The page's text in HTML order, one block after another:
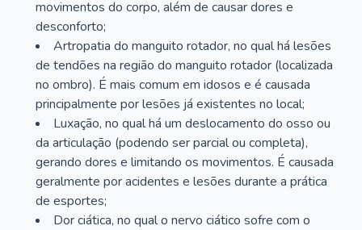
movimentos do corpo, além de causar dores e
desconforto;
Artropatia do manguito rotador, no qual há lesões
de tendões na região do manguito rotador (localizada
no ombro). É mais comum em idosos e é causada
principalmente por lesões já existentes no local;
Luxação, no qual há um deslocamento do osso ou
da articulação (podendo ser parcial ou completa),
gerando dores e limitando os movimentos. É causada
geralmente por acidentes e lesões durante a prática
de esportes;
Dor ciática, no qual o nervo ciático sofre com o